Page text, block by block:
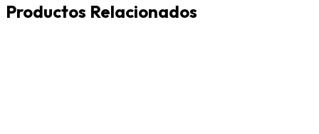
Productos Relacionados